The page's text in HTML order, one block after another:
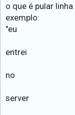
o que é pular linha
exemplo:
"eu
entrei
no
server